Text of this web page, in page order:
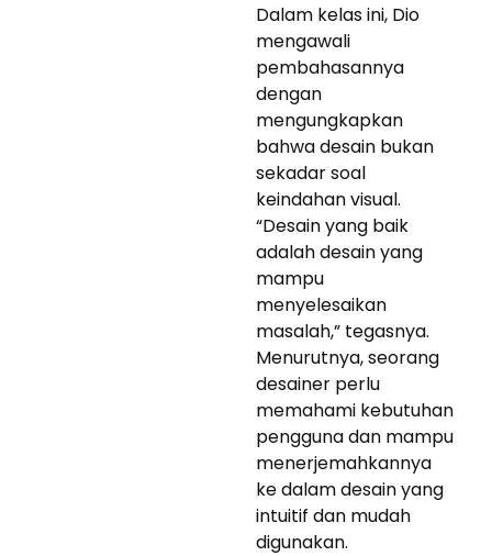
Dalam kelas ini, Dio
mengawali
pembahasannya
dengan
mengungkapkan
bahwa desain bukan
sekadar soal
keindahan visual.
“Desain yang baik
adalah desain yang
mampu
menyelesaikan
masalah,” tegasnya.
Menurutnya, seorang
desainer perlu
memahami kebutuhan
pengguna dan mampu
menerjemahkannya
ke dalam desain yang
intuitif dan mudah
digunakan.